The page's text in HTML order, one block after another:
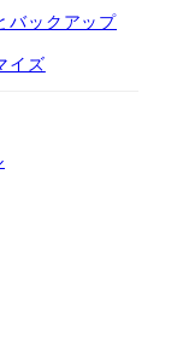
バックアップ
イズ